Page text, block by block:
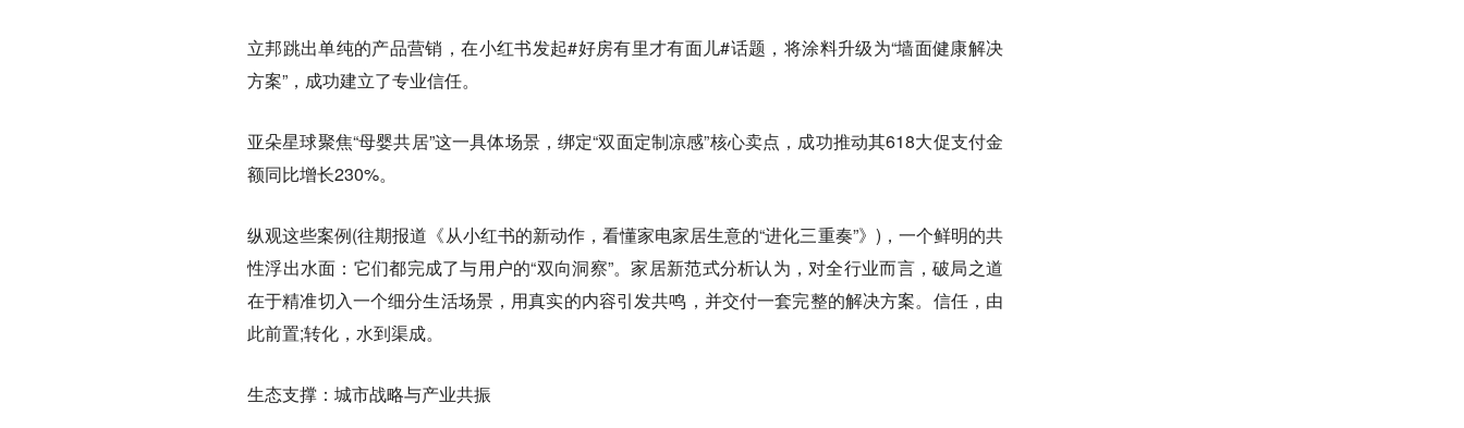
立邦跳出单纯的产品营销，在小红书发起#好房有里才有面儿#话题，将涂料升级为“墙面健康解决
方案”，成功建立了专业信任。
亚朵星球聚焦“母婴共居”这一具体场景，绑定“双面定制凉感”核心卖点，成功推动其618大促支付金
额同比增长230%。
纵观这些案例(往期报道《从小红书的新动作，看懂家电家居生意的“进化三重奏”》)，一个鲜明的共
性浮出水面：它们都完成了与用户的“双向洞察”。家居新范式分析认为，对全行业而言，破局之道
在于精准切入一个细分生活场景，用真实的内容引发共鸣，并交付一套完整的解决方案。信任，由
此前置;转化，水到渠成。
生态支撑：城市战略与产业共振